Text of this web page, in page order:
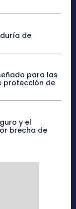
de
para las
protección de
y el
brecha de